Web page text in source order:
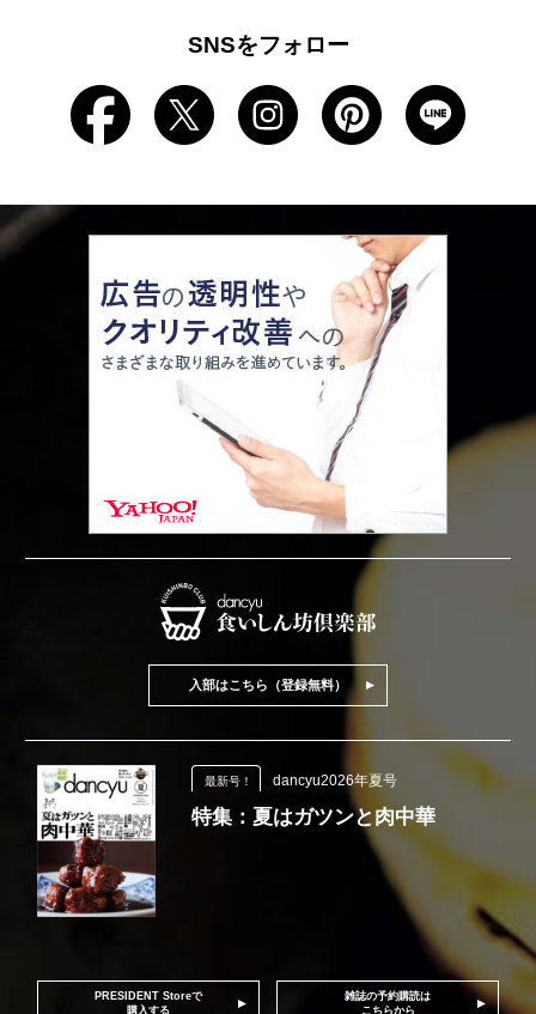
SNSをフォロー
入部はこちら（登録無料）
最新号！ dancyu2026年夏号
特集：夏はガツンと肉中華
PRESIDENT Storeで
購入する
雑誌の予約購読は
こちらから